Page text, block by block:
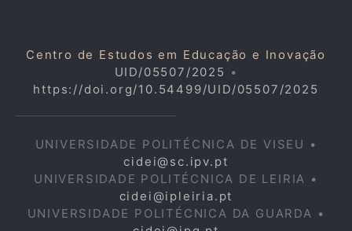
Centro de Estudos em Educação e Inovação
UID/05507/2025 •
https://doi.org/10.54499/UID/05507/2025
UNIVERSIDADE POLITÉCNICA DE VISEU •
cidei@sc.ipv.pt
UNIVERSIDADE POLITÉCNICA DE LEIRIA •
cidei@ipleiria.pt
UNIVERSIDADE POLITÉCNICA DA GUARDA •